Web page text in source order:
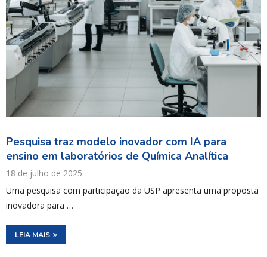
Pesquisa traz modelo inovador com IA para
ensino em laboratórios de Química Analítica
18 de julho de 2025
Uma pesquisa com participação da USP apresenta uma proposta
inovadora para …
LEIA MAIS